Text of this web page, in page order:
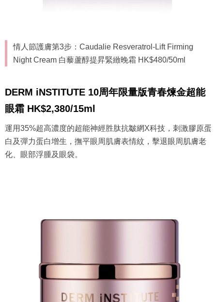
情人節護膚第3步：Caudalie Resveratrol-Lift Firming
Night Cream 白藜蘆醇提昇緊緻晚霜 HK$480/50ml
DERM iNSTITUTE 10周年限量版青春煉金超能
眼霜 HK$2,380/15ml
運用35%超高濃度的超能神經胜肽抗皺網X科技，刺激膠原蛋
白及彈力蛋白增生，撫平眼周肌膚表情紋，擊退眼周肌膚老
化、眼部浮腫及眼袋。